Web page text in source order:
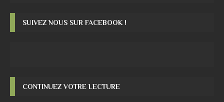
SUIVEZ NOUS SUR FACEBOOK !
CONTINUEZ VOTRE LECTURE